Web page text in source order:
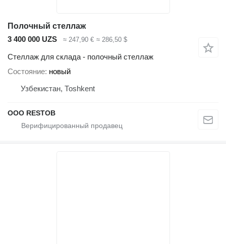
Полочный стеллаж
3 400 000 UZS
≈ 247,90 € ≈ 286,50 $
Стеллаж для склада - полочный стеллаж
Состояние новый
Узбекистан, Тоshkent
OOO RESTOB